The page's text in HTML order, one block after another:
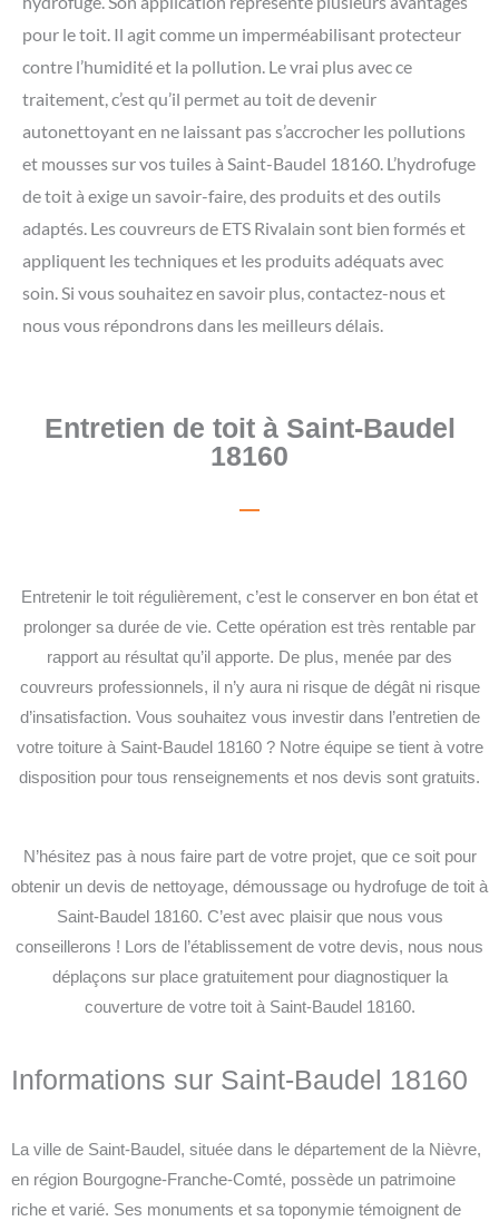
pour le toit. Il agit comme un imperméabilisant protecteur
contre l’humidité et la pollution. Le vrai plus avec ce
traitement, c’est qu’il permet au toit de devenir
autonettoyant en ne laissant pas s’accrocher les pollutions
et mousses sur vos tuiles à Saint-Baudel 18160. L’hydrofuge
de toit à exige un savoir-faire, des produits et des outils
adaptés. Les couvreurs de ETS Rivalain sont bien formés et
appliquent les techniques et les produits adéquats avec
soin. Si vous souhaitez en savoir plus, contactez-nous et
nous vous répondrons dans les meilleurs délais.
Entretien de toit à Saint-Baudel
18160
Entretenir le toit régulièrement, c’est le conserver en bon état et
prolonger sa durée de vie. Cette opération est très rentable par
rapport au résultat qu’il apporte. De plus, menée par des
couvreurs professionnels, il n’y aura ni risque de dégât ni risque
d’insatisfaction. Vous souhaitez vous investir dans l’entretien de
votre toiture à Saint-Baudel 18160 ? Notre équipe se tient à votre
disposition pour tous renseignements et nos devis sont gratuits.
N’hésitez pas à nous faire part de votre projet, que ce soit pour
obtenir un devis de nettoyage, démoussage ou hydrofuge de toit à
Saint-Baudel 18160. C’est avec plaisir que nous vous
conseillerons ! Lors de l’établissement de votre devis, nous nous
déplaçons sur place gratuitement pour diagnostiquer la
couverture de votre toit à Saint-Baudel 18160.
Informations sur Saint-Baudel 18160
La ville de Saint-Baudel, située dans le département de la Nièvre,
en région Bourgogne-Franche-Comté, possède un patrimoine
riche et varié. Ses monuments et sa toponymie témoignent de